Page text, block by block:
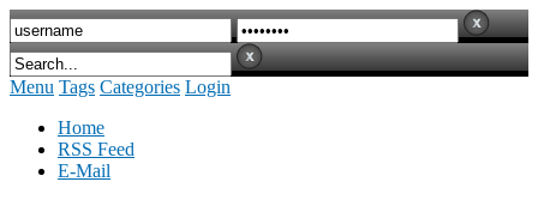
Menu Tags Categories Login
Home
RSS Feed
E-Mail